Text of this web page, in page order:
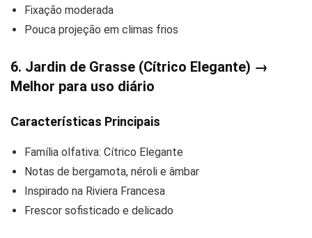
Fixação moderada
Pouca projeção em climas frios
6. Jardin de Grasse (Cítrico Elegante) →
Melhor para uso diário
Características Principais
Família olfativa: Cítrico Elegante
Notas de bergamota, néroli e âmbar
Inspirado na Riviera Francesa
Frescor sofisticado e delicado